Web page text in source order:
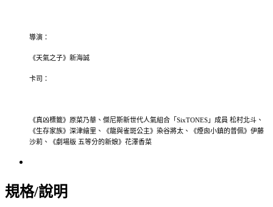
導演：
《天氣之子》新海誠
卡司：
《真凶標籤》原菜乃華、傑尼斯新世代人氣組合「SixTONES」成員 松村北斗、
《生存家族》深津繪里、《龍與雀斑公主》染谷將太、《煙囪小鎮的普佩》伊藤
沙莉、《劇場版 五等分的新娘》花澤香菜
規格/說明